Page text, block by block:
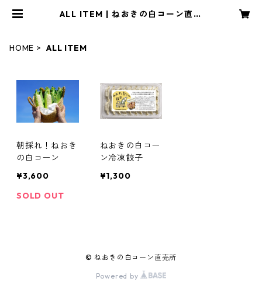
ALL ITEM | ねおきの白コーン直売
HOME ALL ITEM
朝採れ！ねおき
の白コーン
¥3,600
SOLD OUT
ねおきの白コー
ン冷凍餃子
¥1,300
© ねおきの白コーン直売所
Powered by